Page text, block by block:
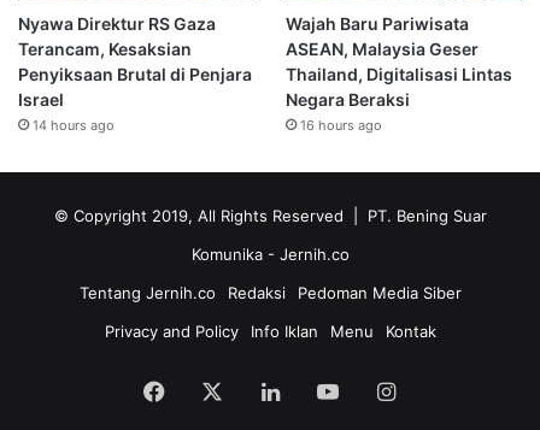
Nyawa Direktur RS Gaza
Terancam, Kesaksian
Penyiksaan Brutal di Penjara
Israel
14 hours ago
Wajah Baru Pariwisata
ASEAN, Malaysia Geser
Thailand, Digitalisasi Lintas
Negara Beraksi
16 hours ago
© Copyright 2019, All Rights Reserved | PT. Bening Suar
Komunika - Jernih.co
Tentang Jernih.co
Redaksi
Pedoman Media Siber
Privacy and Policy
Info Iklan Menu Kontak
Facebook LinkedInYouTubeInstagram